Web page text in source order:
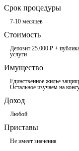
Срок процедуры
7-10 месяцев
Стоимость
Депозит 25.000 ₽ +
услуги
Имущество
Единственное жилье
Остальное изучаем на
Доход
Любой
Приставы
Не имеет значения